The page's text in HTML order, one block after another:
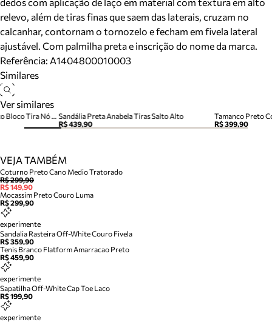
relevo, além de tiras finas que saem das laterais, cruzam no
calcanhar, contornam o tornozelo e fecham em fivela lateral
ajustável. Com palmilha preta e inscrição do nome da marca.
Referência: A1404800010003
Similares
Ver similares
Sandália Preta Anabela Tiras Salto Alto
R$ 439,90
Tamanco Preto
R$ 399,90
Sandália Preta Couro Salto Alto Bloco Tira Nó Camila
VEJA TAMBÉM
Coturno Preto Cano Medio Tratorado
R$ 299,90
R$ 149,90
Mocassim Preto Couro Luma
R$ 299,90
experimente
Sandalia Rasteira Off-White Couro Fivela
R$ 359,90
Tenis Branco Flatform Amarracao Preto
R$ 459,90
experimente
Sapatilha Off-White Cap Toe Laco
R$ 199,90
experimente